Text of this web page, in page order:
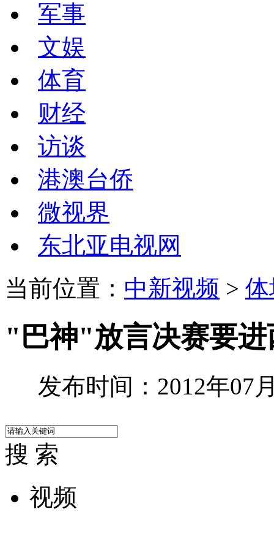
军事
文娱
体育
财经
访谈
港澳台侨
微视界
东北亚电视网
当前位置： 中新视频 >
"巴神"放言决赛要进
发布时间：2012年07
搜 索
视频